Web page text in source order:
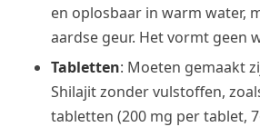
en oplosbaar in warm water,
aardse geur. Het vormt geen
Tabletten: Moeten gemaakt
Shilajit zonder vulstoffen,
tabletten (200 mg per tablet,